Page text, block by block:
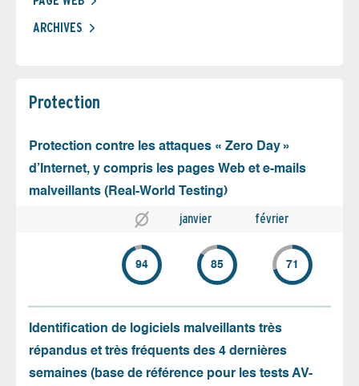
ARCHIVES
Protection
Protection contre les attaques « Zero Day »
d’Internet, y compris les pages Web et e-mails
malveillants (Real-World Testing)
janvier février
94 85 71
Identification de logiciels malveillants très
répandus et très fréquents des 4 dernières
semaines (base de référence pour les tests AV-